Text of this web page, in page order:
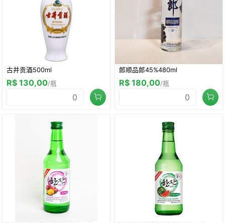
古井贡酒500ml
R$ 130,00/瓶
郎顺品郎45%480ml
R$ 180,00/瓶